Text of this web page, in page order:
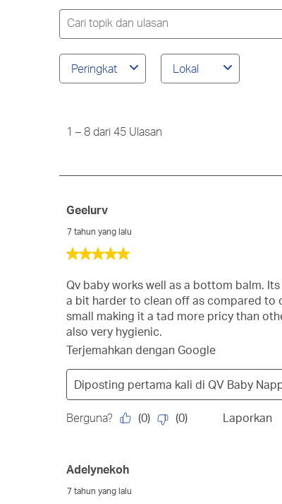
Cari
topik
dan
ulasan
wilayah
pencarian
Peringkat Lokal
dari
1 – 8 dari 45 Ulasan
5
5
bintang.
Geelurv
7 tahun yang lalu
Qv baby works well as a bottom balm.
a bit harder to clean off as compared to
small making it a tad more pricy than
also very hygienic.
Terjemahkan dengan Google
Diposting pertama kali di QV Baby
Berguna? (0) (0) Laporkan
Adelynekoh
7 tahun yang lalu